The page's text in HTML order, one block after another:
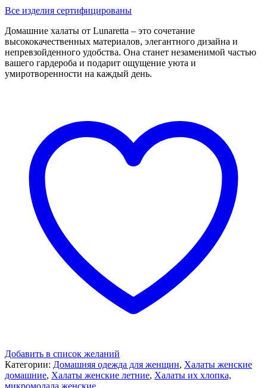
Все изделия сертифицированы
Домашние халаты от Lunaretta – это сочетание
высококачественных материалов, элегантного дизайна и
непревзойденного удобства. Она станет незаменимой частью
вашего гардероба и подарит ощущение уюта и
умиротворенности на каждый день.
Добавить в список желаний
Категории: Домашняя одежда для женщин, Халаты женские
домашние, Халаты женские летние, Халаты их хлопка,